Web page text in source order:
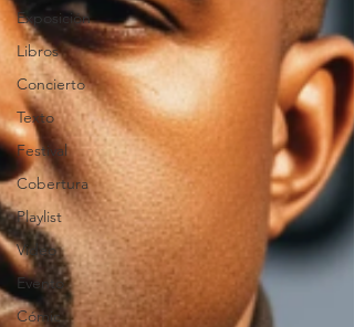
Exposición
Libros
Concierto
Texto
Festival
Cobertura
Playlist
Video
Evento
Cómic